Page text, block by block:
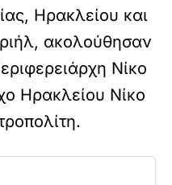
Ηρακλείου και
ακολούθησαν
Νίκο
Ηρακλείου Νίκο